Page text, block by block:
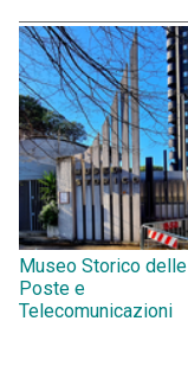
Museo Storico delle
Poste e
Telecomunicazioni